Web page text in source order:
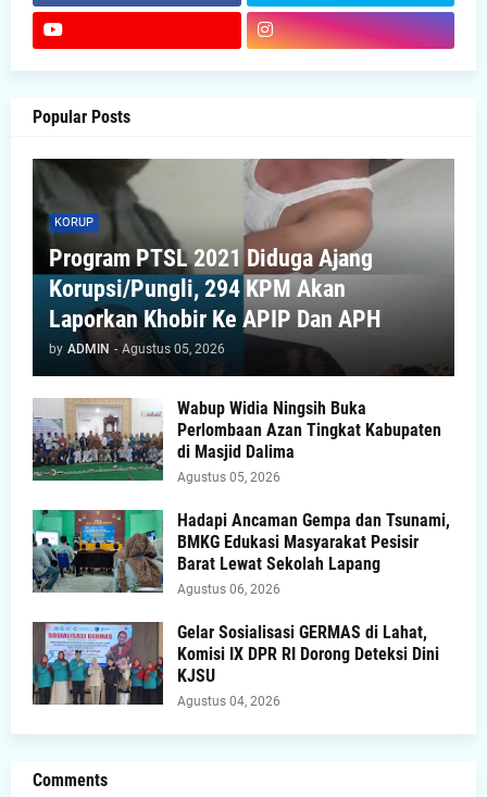
Popular Posts
KORUP
Program PTSL 2021 Diduga Ajang
Korupsi/Pungli, 294 KPM Akan
Laporkan Khobir Ke APIP Dan APH
by ADMIN - Agustus 05, 2026
Wabup Widia Ningsih Buka
Perlombaan Azan Tingkat Kabupaten
di Masjid Dalima
Agustus 05, 2026
Hadapi Ancaman Gempa dan Tsunami,
BMKG Edukasi Masyarakat Pesisir
Barat Lewat Sekolah Lapang
Agustus 06, 2026
Gelar Sosialisasi GERMAS di Lahat,
Komisi IX DPR RI Dorong Deteksi Dini
KJSU
Agustus 04, 2026
Comments